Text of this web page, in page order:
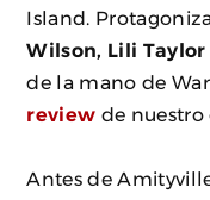
Island.
Wilson, Lili Taylor
de la mano de
review de nuestro
Antes de